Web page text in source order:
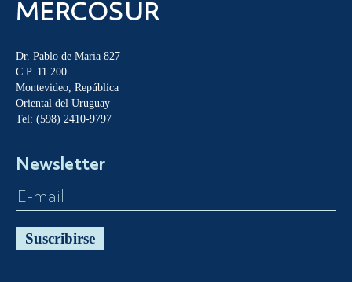
MERCOSUR
Dr. Pablo de Maria 827
C.P. 11.200
Montevideo, República
Oriental del Uruguay
Tel: (598) 2410-9797
Newsletter
Suscribirse